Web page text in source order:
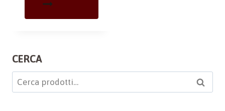
CERCA
Cerca: Cerca